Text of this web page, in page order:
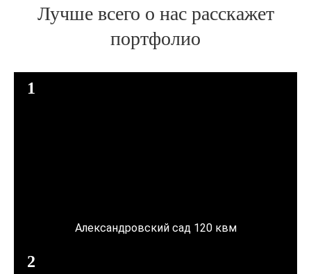
Лучше всего о нас расскажет
портфолио
Александровский сад 120 квм